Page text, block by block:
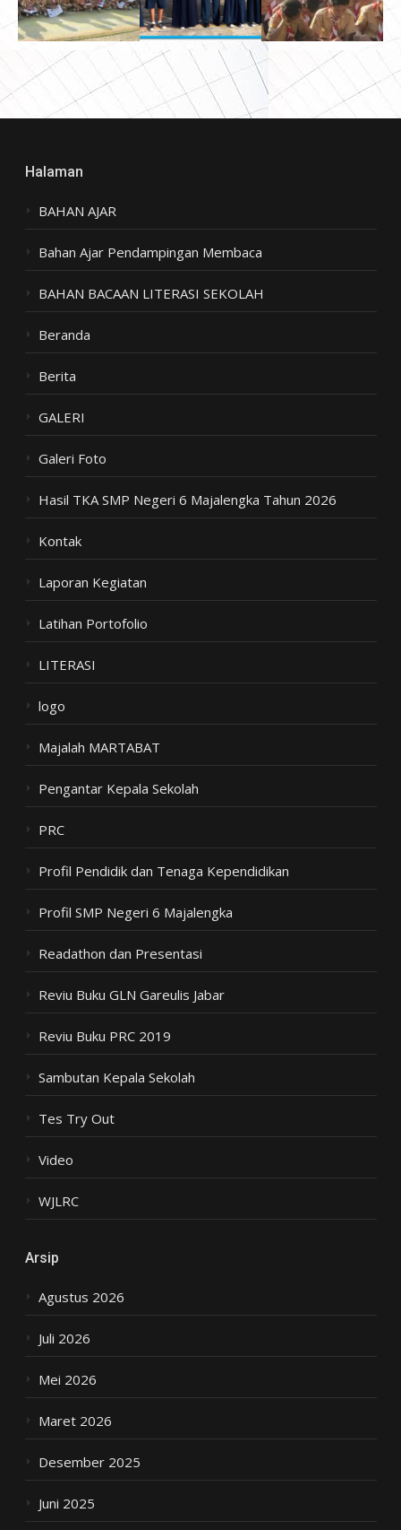
Halaman
BAHAN AJAR
Bahan Ajar Pendampingan Membaca
BAHAN BACAAN LITERASI SEKOLAH
Beranda
Berita
GALERI
Galeri Foto
Hasil TKA SMP Negeri 6 Majalengka Tahun 2026
Kontak
Laporan Kegiatan
Latihan Portofolio
LITERASI
logo
Majalah MARTABAT
Pengantar Kepala Sekolah
PRC
Profil Pendidik dan Tenaga Kependidikan
Profil SMP Negeri 6 Majalengka
Readathon dan Presentasi
Reviu Buku GLN Gareulis Jabar
Reviu Buku PRC 2019
Sambutan Kepala Sekolah
Tes Try Out
Video
WJLRC
Arsip
Agustus 2026
Juli 2026
Mei 2026
Maret 2026
Desember 2025
Juni 2025